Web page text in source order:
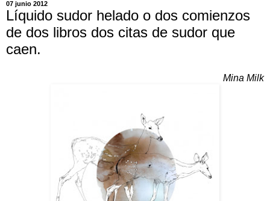
07 junio 2012
Líquido sudor helado o dos comienzos
de dos libros dos citas de sudor que
caen.
Mina Milk